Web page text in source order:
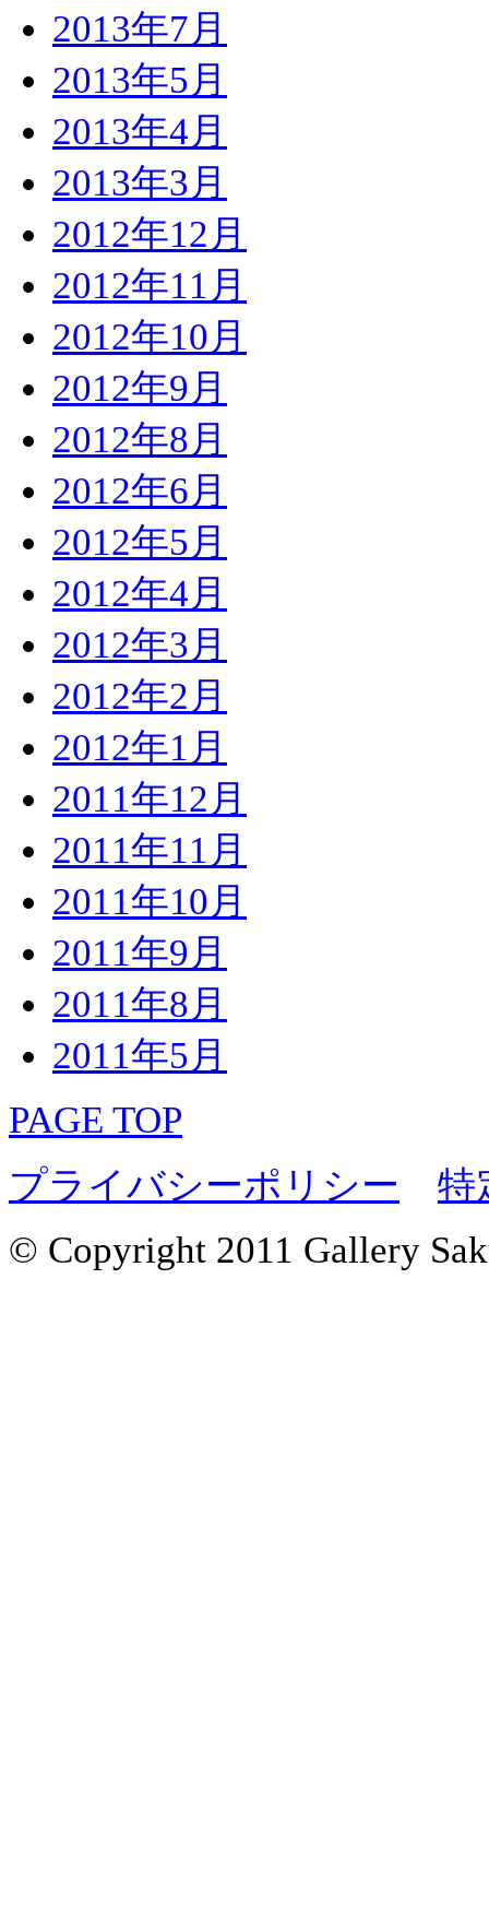
2013年7月
2013年5月
2013年4月
2013年3月
2012年12月
2012年11月
2012年10月
2012年9月
2012年8月
2012年6月
2012年5月
2012年4月
2012年3月
2012年2月
2012年1月
2011年12月
2011年11月
2011年10月
2011年9月
2011年8月
2011年5月
PAGE TOP
プライバシーポリシー
特
© Copyright 2011 Gallery